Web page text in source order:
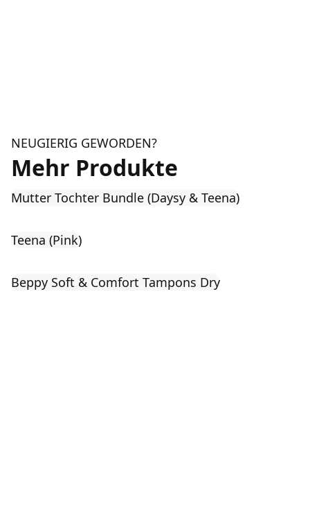
NEUGIERIG GEWORDEN?
Mehr Produkte
Mutter Tochter Bundle (Daysy & Teena)
Teena (Pink)
Beppy Soft & Comfort Tampons Dry